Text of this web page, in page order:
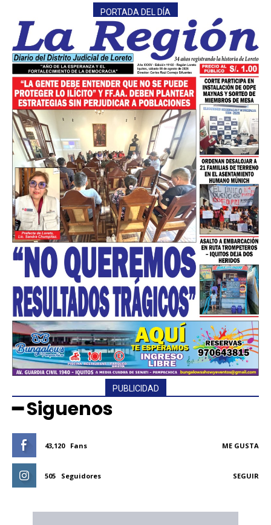
PORTADA DEL DÍA
PUBLICIDAD
━ Siguenos
43,120 Fans ME GUSTA
505 Seguidores SEGUIR